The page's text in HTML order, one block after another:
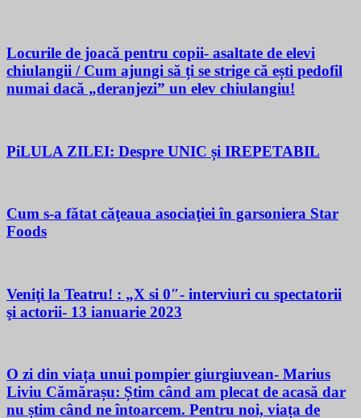
Locurile de joacă pentru copii- asaltate de elevi
chiulangii / Cum ajungi să ți se strige că ești pedofil
numai dacă „deranjezi” un elev chiulangiu!
PiLULA ZILEI: Despre UNIC și IREPETABIL
Cum s-a fătat căţeaua asociaţiei în garsoniera Star
Foods
Veniţi la Teatru! : „X si 0″- interviuri cu spectatorii
şi actorii- 13 ianuarie 2023
O zi din viața unui pompier giurgiuvean- Marius
Liviu Cămărașu: Știm când am plecat de acasă dar
nu știm când ne întoarcem. Pentru noi, viața de